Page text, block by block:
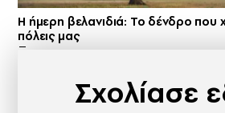
Η ήμερη βελανιδιά: Το δένδρο που
πόλεις μας
Σχολίασε